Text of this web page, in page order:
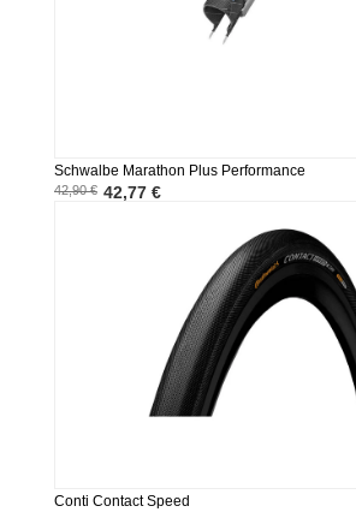
Schwalbe Marathon Plus Performance
42,90 € 42,77 €
Conti Contact Speed